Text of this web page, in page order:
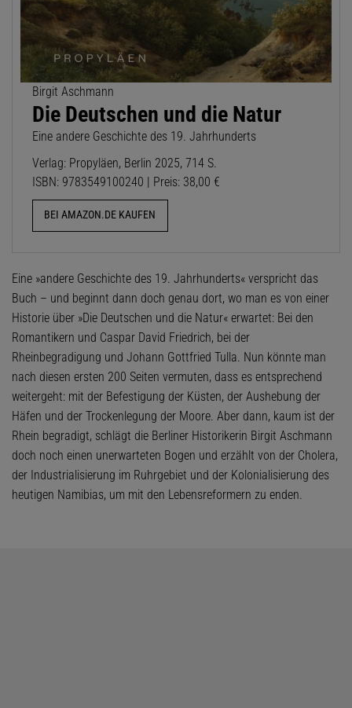
Birgit Aschmann
Die Deutschen und die Natur
Eine andere Geschichte des 19. Jahrhunderts
Verlag: Propyläen, Berlin 2025, 714 S.
ISBN: 9783549100240 | Preis: 38,00 €
BEI AMAZON.DE KAUFEN
Eine »andere Geschichte des 19. Jahrhunderts« verspricht das
Buch – und beginnt dann doch genau dort, wo man es von einer
Historie über »Die Deutschen und die Natur« erwartet: Bei den
Romantikern und Caspar David Friedrich, bei der
Rheinbegradigung und Johann Gottfried Tulla. Nun könnte man
nach diesen ersten 200 Seiten vermuten, dass es entsprechend
weitergeht: mit der Befestigung der Küsten, der Aushebung der
Häfen und der Trockenlegung der Moore. Aber dann, kaum ist der
Rhein begradigt, schlägt die Berliner Historikerin Birgit Aschmann
doch noch einen unerwarteten Bogen und erzählt von der Cholera,
der Industrialisierung im Ruhrgebiet und der Kolonialisierung des
heutigen Namibias, um mit den Lebensreformern zu enden.